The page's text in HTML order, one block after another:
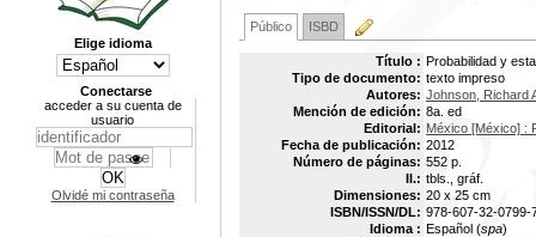
Público ISBD
Título : Probabilidad y
Tipo de documento: texto impreso
Autores: Johnson, Richard
Mención de edición: 8a. ed
Editorial: México [México] :
Fecha de publicación: 2012
Número de páginas: 552 p.
Il.: tbls., gráf.
Dimensiones: 20 x 25 cm
ISBN/ISSN/DL: 978-607-32-0799-
Idioma : Español (spa)
Elige idioma
Conectarse
acceder a su cuenta de
usuario
Olvidé mi contraseña